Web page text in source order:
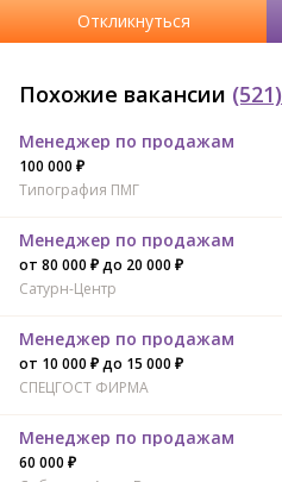
Откликнуться
Похожие вакансии (521)
Менеджер по продажам
100 000 ₽
Типография ПМГ
Менеджер по продажам
от 80 000 ₽ до 20 000 ₽
Сатурн-Центр
Менеджер по продажам
от 10 000 ₽ до 15 000 ₽
СПЕЦГОСТ ФИРМА
Менеджер по продажам
60 000 ₽